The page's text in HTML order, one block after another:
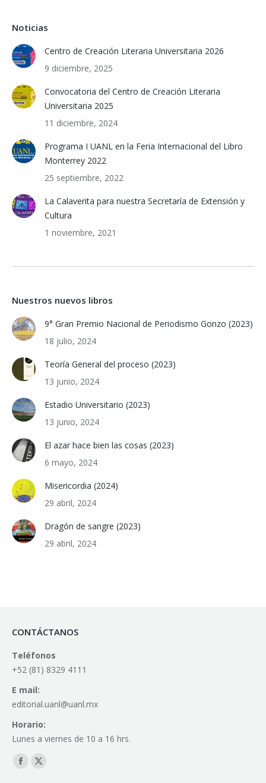
Noticias
Centro de Creación Literaria Universitaria 2026
9 diciembre, 2025
Convocatoria del Centro de Creación Literaria
Universitaria 2025
11 diciembre, 2024
Programa I UANL en la Feria Internacional del Libro
Monterrey 2022
25 septiembre, 2022
La Calaverita para nuestra Secretaría de Extensión y
Cultura
1 noviembre, 2021
Nuestros nuevos libros
9° Gran Premio Nacional de Periodismo Gonzo (2023)
18 julio, 2024
Teoría General del proceso (2023)
13 junio, 2024
Estadio Universitario (2023)
13 junio, 2024
El azar hace bien las cosas (2023)
6 mayo, 2024
Misericordia (2024)
29 abril, 2024
Dragón de sangre (2023)
29 abril, 2024
CONTÁCTANOS
Teléfonos
+52 (81) 8329 4111
E mail:
editorial.uanl@uanl.mx
Horario:
Lunes a viernes de 10 a 16 hrs.
Find us on:
Facebook
X